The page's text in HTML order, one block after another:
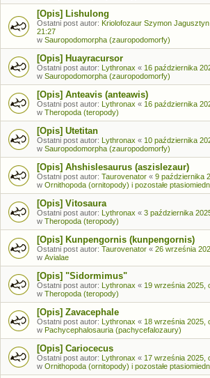
[Opis] Lishulong
Ostatni post autor: Kriolofozaur Szymon Jagusztyn
21:27
w Sauropodomorpha (zauropodomorfy)
[Opis] Huayracursor
Ostatni post autor: Lythronax « 16 października
w Sauropodomorpha (zauropodomorfy)
[Opis] Anteavis (anteawis)
Ostatni post autor: Lythronax « 16 października
w Theropoda (teropody)
[Opis] Utetitan
Ostatni post autor: Lythronax « 10 października
w Sauropodomorpha (zauropodomorfy)
[Opis] Ahshislesaurus (aszislezaur)
Ostatni post autor: Taurovenator « 9 października
w Ornithopoda (ornitopody) i pozostałe
[Opis] Vitosaura
Ostatni post autor: Lythronax « 3 października
w Theropoda (teropody)
[Opis] Kunpengornis (kunpengornis)
Ostatni post autor: Taurovenator « 26 września
w Avialae
[Opis] "Sidormimus"
Ostatni post autor: Lythronax « 19 września 2025,
w Theropoda (teropody)
[Opis] Zavacephale
Ostatni post autor: Lythronax « 18 września 2025,
w Pachycephalosauria (pachycefalozaury)
[Opis] Cariocecus
Ostatni post autor: Lythronax « 17 września 2025,
w Ornithopoda (ornitopody) i pozostałe